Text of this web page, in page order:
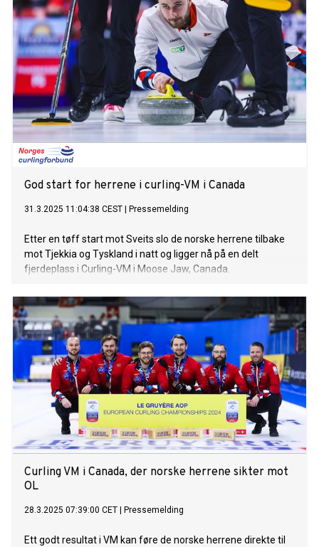
God start for herrene i curling-VM i Canada
31.3.2025 11:04:38 CEST Pressemelding
Etter en tøff start mot Sveits slo de norske herrene tilbake
mot Tjekkia og Tyskland i natt og ligger nå på en delt
fjerdeplass i Curling-VM i Moose Jaw, Canada.
Curling VM i Canada, der norske herrene sikter mot
OL
28.3.2025 07:39:00 CET Pressemelding
Ett godt resultat i VM kan føre de norske herrene direkte til